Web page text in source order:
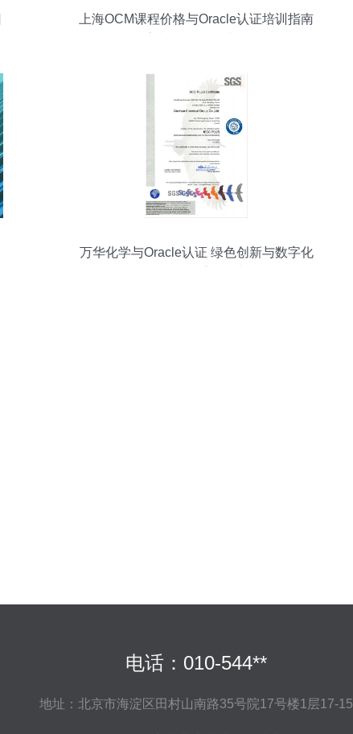
上海OCM课程价格与Oracle认证培训指南
万华化学与Oracle认证 绿色创新与数字化
电话：010-544**
地址：北京市海淀区田村山南路35号院17号楼1层17-15